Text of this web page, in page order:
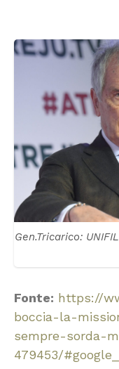
Gen.Tricarico:
Fonte: https://
boccia-la-
sempre-sorda-
479453/